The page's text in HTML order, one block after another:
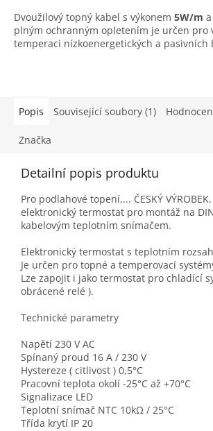
Dvoužilový topný kabel s výkonem 5W/m a
plným ochranným opletením je určen pro
temperaci nízkoenergetických a pasivních
Popis Související soubory (1)
Značka
Detailní popis produktu
Pro podlahové topení,... ČESKÝ VÝROBEK.
elektronický termostat pro montáž na
kabelovým teplotním snímačem.
Elektronický termostat s teplotním
Je určen pro topné a temperovací
Lze zapojit i jako termostat pro chladící
obrácené relé ).
Technické parametry
Napětí 230 V AC
Spínaný proud 16 A / 230 V
Hystereze ( citlivost ) 0,5°C
Pracovní teplota okolí -25°C až +70°C
Signalizace LED
Teplotní snímač NTC 10kΩ / 25°C
Třída krytí IP 20